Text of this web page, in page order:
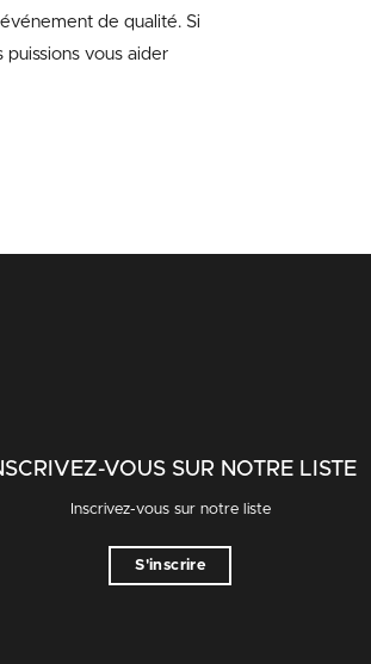
de qualité. Si
vous aider
VOUS SUR NOTRE LISTE
Inscrivez-vous sur notre liste
S'inscrire